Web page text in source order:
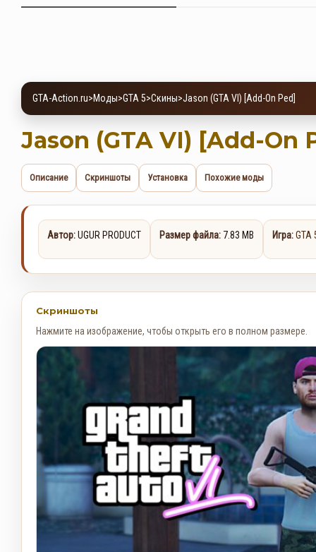
GTA-Action.ru>Моды>GTA 5>Скины>Jason (GTA VI) [Add-On Ped]
Jason (GTA VI) [Add-On
Описание Скриншоты Установка Похожие моды
Автор:UGUR PRODUCT Размер файла: 7.83 MB Игра:GTA
Скриншоты
Нажмите на изображение, чтобы открыть его в полном размере.